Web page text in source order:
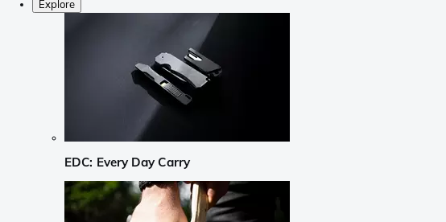
Explore
EDC: Every Day Carry